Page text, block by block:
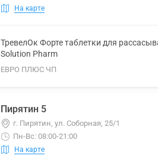
На карте
ТревелОк Форте таблетки для
Solution Pharm
ЕВРО ПЛЮС ЧП
Пирятин 5
г. Пирятин, ул. Соборная, 25/1
Пн-Вс: 08:00-21:00
На карте